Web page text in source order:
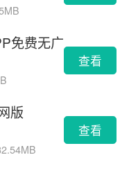
免费无广
查看
版
查看